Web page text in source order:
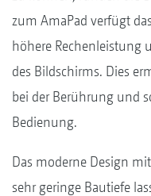
zum AmaPad verfügt
höhere Rechenleistung
des Bildschirms. Dies
bei der Berührung und
Bedienung.
Das moderne Design
sehr geringe Bautiefe